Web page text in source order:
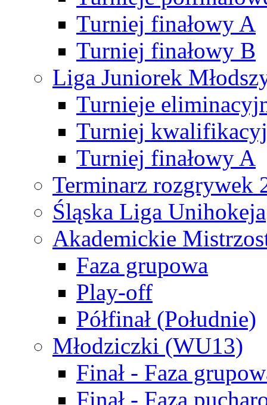
Turniej finałowy A
Turniej finałowy B
Liga Juniorek
Turnieje
Turniej
Turniej finałowy A
Terminarz rozgrywek
Śląska Liga Unihokeja
Akademickie
Faza grupowa
Play-off
Półfinał (Południe)
Młodziczki (WU13)
Finał - Faza
Finał - Faza